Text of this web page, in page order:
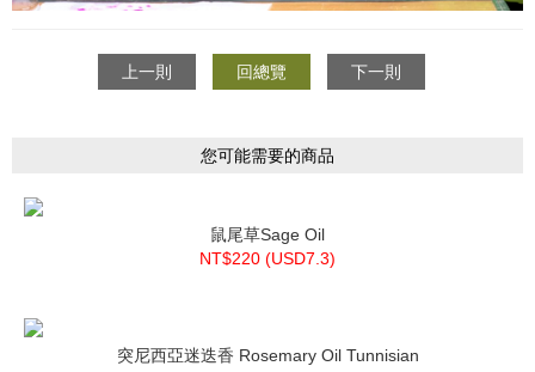
上一則 回總覽 下一則
您可能需要的商品
鼠尾草Sage Oil
NT$220 (USD7.3)
突尼西亞迷迭香 Rosemary Oil Tunnisian